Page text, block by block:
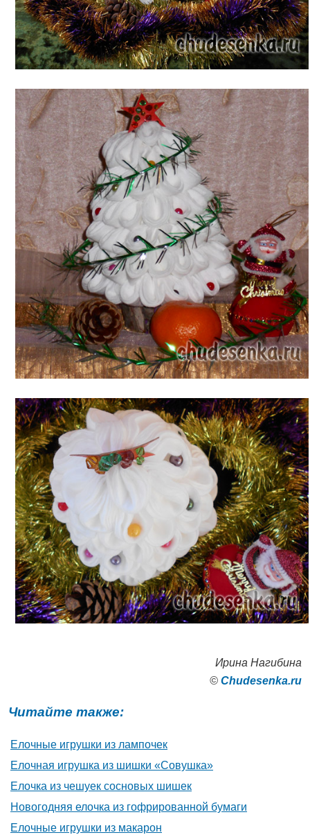
Ирина Нагибина
© Сhudesenka.ru
Читайте также:
Елочные игрушки из лампочек
Елочная игрушка из шишки «Совушка»
Елочка из чешуек сосновых шишек
Новогодняя елочка из гофрированной бумаги
Елочные игрушки из макарон